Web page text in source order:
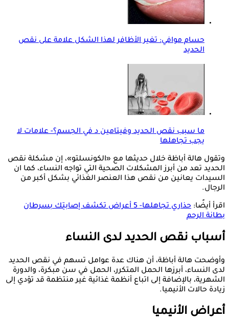
حسام موافي: تغير الأظافر لهذا الشكل علامة على نقص
الحديد
ما سبب نقص الحديد وفيتامين د في الجسم؟- علامات لا
يجب تجاهلها
وتقول هالة أباظة خلال حديثها مع «الكونسلتو»، إن مشكلة نقص
الحديد تعد من أبرز المشكلات الصحية التي تواجه النساء، كما ان
السيدات يعانين من نقص هذا العنصر الغذائي بشكل أكبر من
الرجال.
اقرأ أيضًا:
حذاري تجاهلها- 5 أعراض تكشف إصابتِك بسرطان
بطانة الرحم
أسباب نقص الحديد لدى النساء
وأوضحت هالة أباظة، أن هناك عدة عوامل تسهم في نقص الحديد
لدى النساء، أبرزها الحمل المتكرر، الحمل في سن مبكرة، والدورة
الشهرية، بالإضافة إلى اتباع أنظمة غذائية غير منتظمة قد تؤدي إلى
زيادة حالات الأنيميا.
أعراض الأنيميا